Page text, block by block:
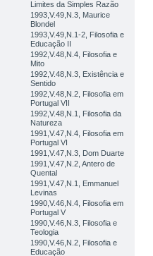
Limites da Simples Razão
1993,V.49,N.3, Maurice
Blondel
1993,V.49,N.1-2, Filosofia e
Educação II
1992,V.48,N.4, Filosofia e
Mito
1992,V.48,N.3, Existência e
Sentido
1992,V.48,N.2, Filosofia em
Portugal VII
1992,V.48,N.1, Filosofia da
Natureza
1991,V.47,N.4, Filosofia em
Portugal VI
1991,V.47,N.3, Dom Duarte
1991,V.47,N.2, Antero de
Quental
1991,V.47,N.1, Emmanuel
Levinas
1990,V.46,N.4, Filosofia em
Portugal V
1990,V.46,N.3, Filosofia e
Teologia
1990,V.46,N.2, Filosofia e
Educação